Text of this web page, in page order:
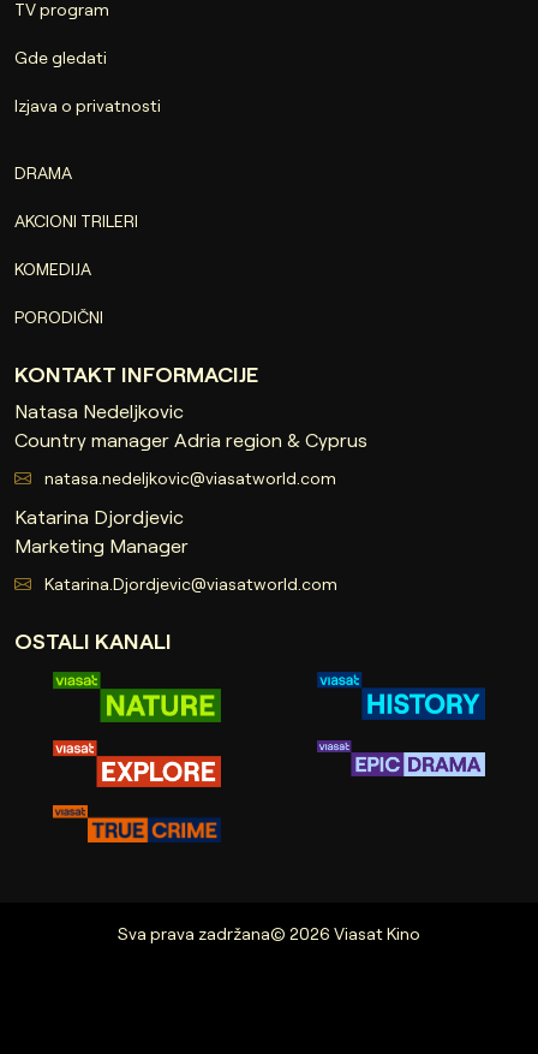
TV program
Gde gledati
Izjava o privatnosti
DRAMA
AKCIONI TRILERI
KOMEDIJA
PORODIČNI
KONTAKT INFORMACIJE
Natasa Nedeljkovic
Country manager Adria region & Cyprus
natasa.nedeljkovic@viasatworld.com
Katarina Djordjevic
Marketing Manager
Katarina.Djordjevic@viasatworld.com
OSTALI KANALI
Sva prava zadržana© 2026 Viasat Kino